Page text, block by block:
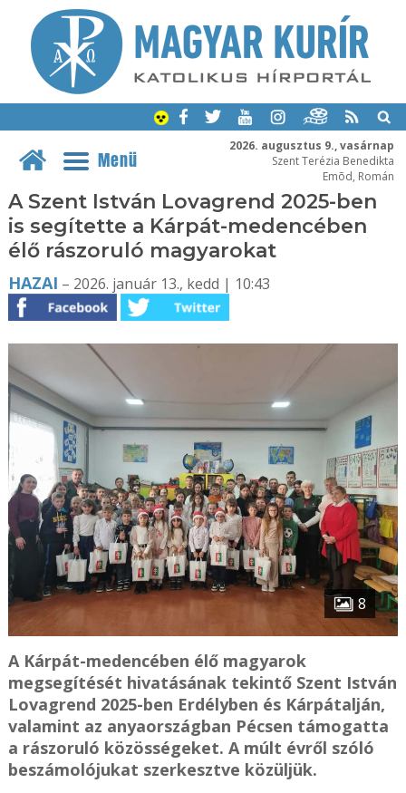
2026. augusztus 9., vasárnap
Szent Terézia Benedikta
Emõd, Román
Menü
A Szent István Lovagrend 2025-ben
is segítette a Kárpát-medencében
élő rászoruló magyarokat
HAZAI – 2026. január 13., kedd | 10:43
8
A Kárpát-medencében élő magyarok
megsegítését hivatásának tekintő Szent István
Lovagrend 2025-ben Erdélyben és Kárpátalján,
valamint az anyaországban Pécsen támogatta
a rászoruló közösségeket. A múlt évről szóló
beszámolójukat szerkesztve közüljük.